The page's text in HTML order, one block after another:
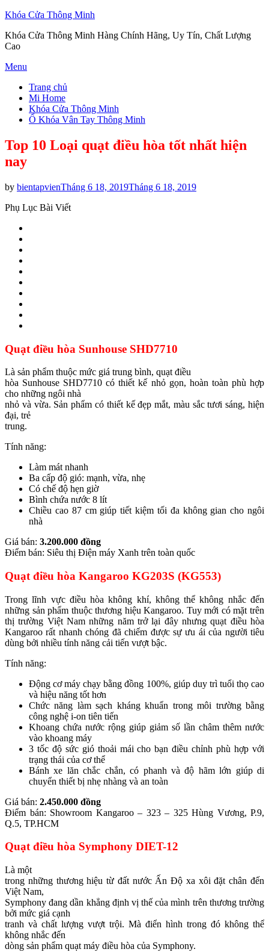
Khóa Cửa Thông Minh
Khóa Cửa Thông Minh Hàng Chính Hãng, Uy Tín, Chất Lượng
Cao
Skip
content
Menu
Trang chủ
Mi Home
Khóa Cửa Thông Minh
Ổ Khóa Vân Tay Thông Minh
Top 10 Loại quạt điều hòa tốt nhất hiện
nay
by bientapvienPosted
Tháng 6 18, 2019Tháng 6 18, 2019
Phụ Lục Bài Viết
Quạt điều hòa Sunhouse SHD7710
Là sản phẩm thuộc mức giá trung bình, quạt điều
hòa Sunhouse SHD7710 có thiết kế nhỏ gọn, hoàn toàn phù hợp
cho những ngôi nhà
nhỏ và vừa. Sản phẩm có thiết kế đẹp mắt, màu sắc tươi sáng, hiện
đại, trẻ
trung.
Tính năng:
Làm mát nhanh
Ba cấp độ gió: mạnh, vừa, nhẹ
Có chế độ hẹn giờ
Bình chứa nước 8 lít
Chiều cao 87 cm giúp tiết kiệm tối đa không gian cho ngôi
nhà
Giá bán: 3.200.000 đồng
Điểm bán: Siêu thị Điện máy Xanh trên toàn quốc
Quạt điều hòa Kangaroo KG203S (KG553)
Trong lĩnh vực điều hòa không khí, không thể không nhắc đến
những sản phẩm thuộc thương hiệu Kangaroo. Tuy mới có mặt trên
thị trường Việt Nam những năm trở lại đây nhưng quạt điều hòa
Kangaroo rất nhanh chóng đã chiếm được sự ưu ái của người tiêu
dùng bởi nhiều tính năng cải tiến vượt bậc.
Tính năng:
Động cơ máy chạy bằng đồng 100%, giúp duy trì tuổi thọ cao
và hiệu năng tốt hơn
Chức năng làm sạch kháng khuẩn trong môi trường bằng
công nghệ i-on tiên tiến
Khoang chứa nước rộng giúp giảm số lần châm thêm nước
vào khoang máy
3 tốc độ sức gió thoải mái cho bạn điều chỉnh phù hợp với
trạng thái của cơ thể
Bánh xe lăn chắc chắn, có phanh và độ hãm lớn giúp di
chuyển thiết bị nhẹ nhàng và an toàn
Giá bán: 2.450.000 đồng
Điểm bán: Showroom Kangaroo – 323 – 325 Hùng Vương, P.9,
Q.5, TP.HCM
Quạt điều hòa Symphony DIET-12
Là một
trong những thương hiệu từ đất nước Ấn Độ xa xôi đặt chân đến
Việt Nam,
Symphony đang dần khẳng định vị thế của mình trên thương trường
bởi mức giá cạnh
tranh và chất lượng vượt trội. Mà điển hình trong đó không thể
không nhắc đến
dòng sản phẩm quạt máy điều hòa của Symphony.